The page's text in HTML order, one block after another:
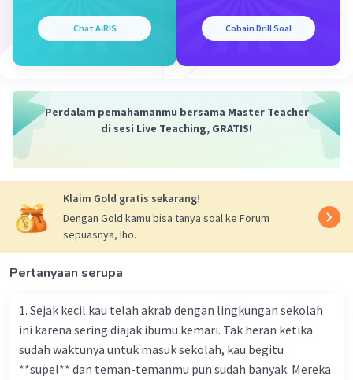
Beri Rating·0.0 Balas
Chat AiRIS Cobain Drill Soal
Perdalam pemahamanmu bersama Master Teacher
di sesi Live Teaching, GRATIS!
Klaim Gold gratis sekarang!
Dengan Gold kamu bisa tanya soal ke Forum
sepuasnya, lho.
Pertanyaan serupa
1. Sejak kecil kau telah akrab dengan lingkungan sekolah
ini karena sering diajak ibumu kemari. Tak heran ketika
sudah waktunya untuk masuk sekolah, kau begitu
**supel** dan teman-temanmu pun sudah banyak. Mereka